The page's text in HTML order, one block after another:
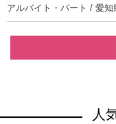
アルバイト・パート / 愛知
人